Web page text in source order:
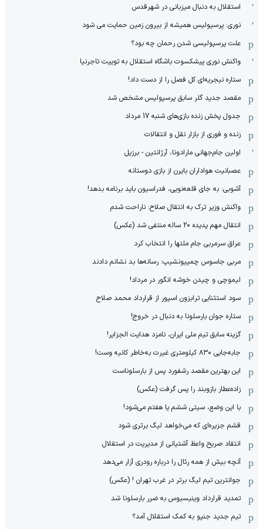
استقلال به دنبال میزبانی در شهرقدس
نوری: پرسپولیس همیشه از بیرون زمین حمایت می شود
علت پرسپولیسی شدن رحمان چه بود؟
واکنش نوری پیشکسوت باشگاه استقلال به توییت تاجرنیا
ستاره نیجریه‌ای کل فصل را از دست داد!
مقصد جدید گلر سابق پرسپولیس مشخص شد
جدول پخش زنده بازی‌های شنبه 17 مرداد
زنده و فوری از بازار نقل و انتقالات
اولین جام‌جهانی مارادونا، آرژانتین - برزیل
عصبانیت هواداران بایرن از بازی دوستانه
آشوبی: به جای قلعه‌نویی، فدراسیون باید برنامه بدهد!
واکنش وزیر ترک به انتقال صلاح: ناراحت شدم
انتقال مهم پدیده 20 ساله منتفی شد (عکس)
عراق سرمربی جام ملتها را انتخاب کرد
مربی جاسوس چمپیونشیپ: رسانه‌ها بد نشانم دادند
لیموچی و چیدن خوشه انگور در مرداد!
سود استثنایی ترابزون اسپور از قرارداد محمد صلاح
ستاره جوان بارسلونا به دنبال در خروج!
گزینه سابق تیم ملی ایران، نامزد هدایت الجزایر!
جابه‌جایی ۸۳۰ کیلومتری غیرت به‌خاطر کانیه وست!
این بهترین مقصد رشفورد پس از بارسلوناست
زاده‌عطار بازوبند را پس گرفت (عکس)
با این وضع، سیتی ششم یا هفتم می‌شود!
قشم جزیره‌ای که می‌خواهد لیگ برتری شود
انتقاد صریح واعظ آشتیانی از مدیریت در استقلال
آنچه بیش از همه رئال را درباره رودری آزار می‌دهد
جوانترین تیم لیگ برتر در غرب تهران ! (عکس)
تمدید قرارداد وینیسیوس به ضرر بارسلونا شد
تیم جدید جنپو به کمک استقلال آمد؟